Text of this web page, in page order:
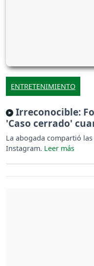
ENTRETENIMIENTO
Irreconocible:
'Caso cerrado'
La abogada compartió
Instagram.